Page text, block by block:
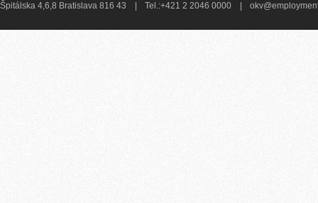
Špitálska 4,6,8 Bratislava 816 43
Tel.:+421 2 2046 0000